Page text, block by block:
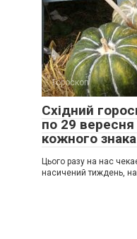
Гороскоп
Східний
по 29
кожного знака
Цього разу на нас
насичений тиждень,